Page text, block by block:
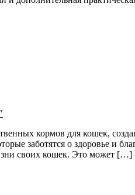
кормов для кошек,
заботятся о здоровье и
своих кошек. Это может […]